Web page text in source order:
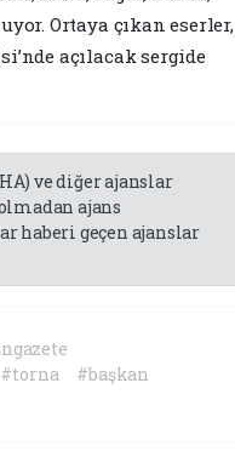
Ortaya çıkan eserler,
açılacak sergide
ve diğer ajanslar
ajans
haberi geçen ajanslar
#torna
#başkan